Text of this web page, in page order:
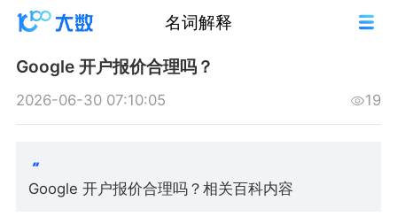
名词解释
Google 开户报价合理吗？
2026-06-30 07:10:05 19
Google 开户报价合理吗？相关百科内容